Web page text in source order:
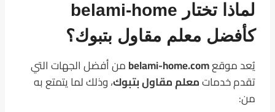
لماذا تختار belami-home
كأفضل معلم مقاول بتبوك؟
يُعد موقعbelami-home.comمن أفضل الجهات التي
تقدم خدماتمعلم مقاول بتبوك، وذلك لما يتمتع به
من: